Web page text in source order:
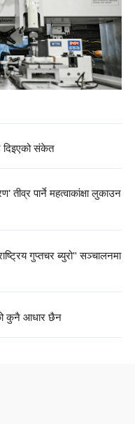
दिइएको संकेत
पार्ने महत्वाकांक्षा लुकाउन
गुप्तचर ब्युरो" सञ्चालनमा
कुनै आधार छैन